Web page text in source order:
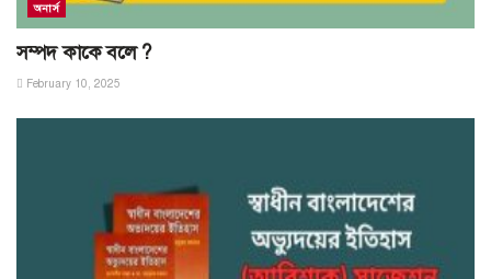
অনার্স
সম্পদ কাকে বলে ?
February 10, 2025